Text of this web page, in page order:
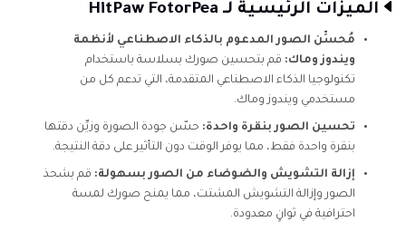
الميزات الرئيسية لـ HitPaw FotorPea
مُحسِّن الصور المدعوم بالذكاء الاصطناعي لأنظمة
ويندوز وماك: قم بتحسين صورك بسلاسة باستخدام
تكنولوجيا الذكاء الاصطناعي المتقدمة، التي تدعم كل من
مستخدمي ويندوز وماك.
تحسين الصور بنقرة واحدة: حسّن جودة الصورة وزيِّن دقتها
بنقرة واحدة فقط، مما يوفر الوقت دون التأثير على دقة النتيجة.
إزالة التشويش والضوضاء من الصور بسهولة: قم بشحذ
الصور وإزالة التشويش المشتت، مما يمنح صورك لمسة
احترافية في ثوانٍ معدودة.